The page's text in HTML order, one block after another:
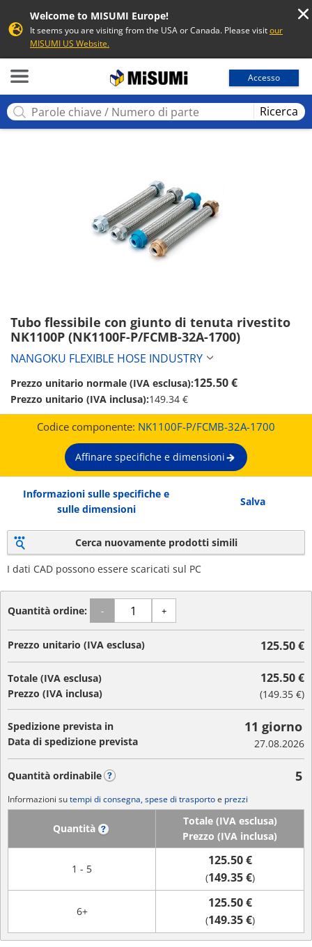
Welcome to MISUMI Europe!
It seems you are visiting from the USA or Canada. Please visitour
MISUMI US Website.
Accesso
Ricerca
Tubo flessibile con giunto di tenuta rivestito
NK1100P (NK1100F-P/FCMB-32A-1700)
NANGOKU FLEXIBLE HOSE INDUSTRY
Prezzo unitario normale (IVA esclusa):125.50 €
Prezzo unitario (IVA inclusa):149.34 €
Codice componente: NK1100F-P/FCMB-32A-1700
Affinare specifiche e dimensioni
Informazioni sulle specifiche e
sulle dimensioni
Salva
Cerca nuovamente prodotti simili
I dati CAD possono essere scaricati sul PC
Quantità ordine: - +
Prezzo unitario (IVA esclusa) 125.50 €
Totale (IVA esclusa)
Prezzo (IVA inclusa)
125.50 €
(149.35 €)
Spedizione prevista in
Data di spedizione prevista
11 giorno
27.08.2026
Quantità ordinabile 5
Informazioni sutempi di consegna, spese di trasportoe prezzi
Quantità
Totale (IVA esclusa)
Prezzo (IVA inclusa)
1 - 5
125.50 €
(149.35 €)
6+
125.50 €
(149.35 €)